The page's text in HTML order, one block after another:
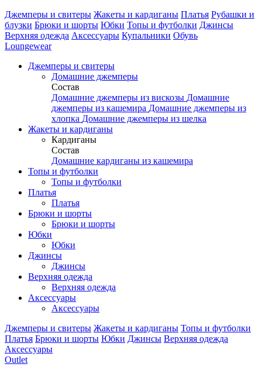
Джемперы и свитеры Жакеты и кардиганы Платья Рубашки и
блузки Брюки и шорты Юбки Топы и футболки Джинсы
Верхняя одежда Аксесcуары Купальники Обувь
Loungewear
Джемперы и свитеры
Домашние джемперы
Состав
Домашние джемперы из вискозы Домашние
джемперы из кашемира Домашние джемперы из
хлопка Домашние джемперы из шелка
Жакеты и кардиганы
Кардиганы
Состав
Домашние кардиганы из кашемира
Топы и футболки
Топы и футболки
Платья
Платья
Брюки и шорты
Брюки и шорты
Юбки
Юбки
Джинсы
Джинсы
Верхняя одежда
Верхняя одежда
Аксессуары
Аксессуары
Джемперы и свитеры Жакеты и кардиганы Топы и футболки
Платья Брюки и шорты Юбки Джинсы Верхняя одежда
Аксессуары
Outlet